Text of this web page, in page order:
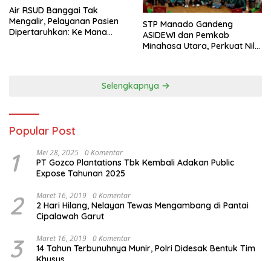
Air RSUD Banggai Tak
Mengalir, Pelayanan Pasien
Dipertaruhkan: Ke Mana
‎STP Manado Gandeng
ASIDEWI dan Pemkab
Minahasa Utara, Perkuat Nilai
Selengkapnya
Popular Post
1 Mei 28, 2025 0 Komentar
PT Gozco Plantations Tbk Kembali Adakan Public
Expose Tahunan 2025
2 Maret 16, 2019 0 Komentar
2 Hari Hilang, Nelayan Tewas Mengambang di Pantai
Cipalawah Garut
3 Maret 16, 2019 0 Komentar
14 Tahun Terbunuhnya Munir, Polri Didesak Bentuk Tim